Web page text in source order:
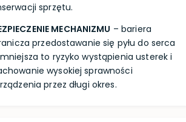
sprzętu.
MECHANIZMU – bariera
przedostawanie się pyłu do serca
to ryzyko wystąpienia usterek i
wysokiej sprawności
przez długi okres.